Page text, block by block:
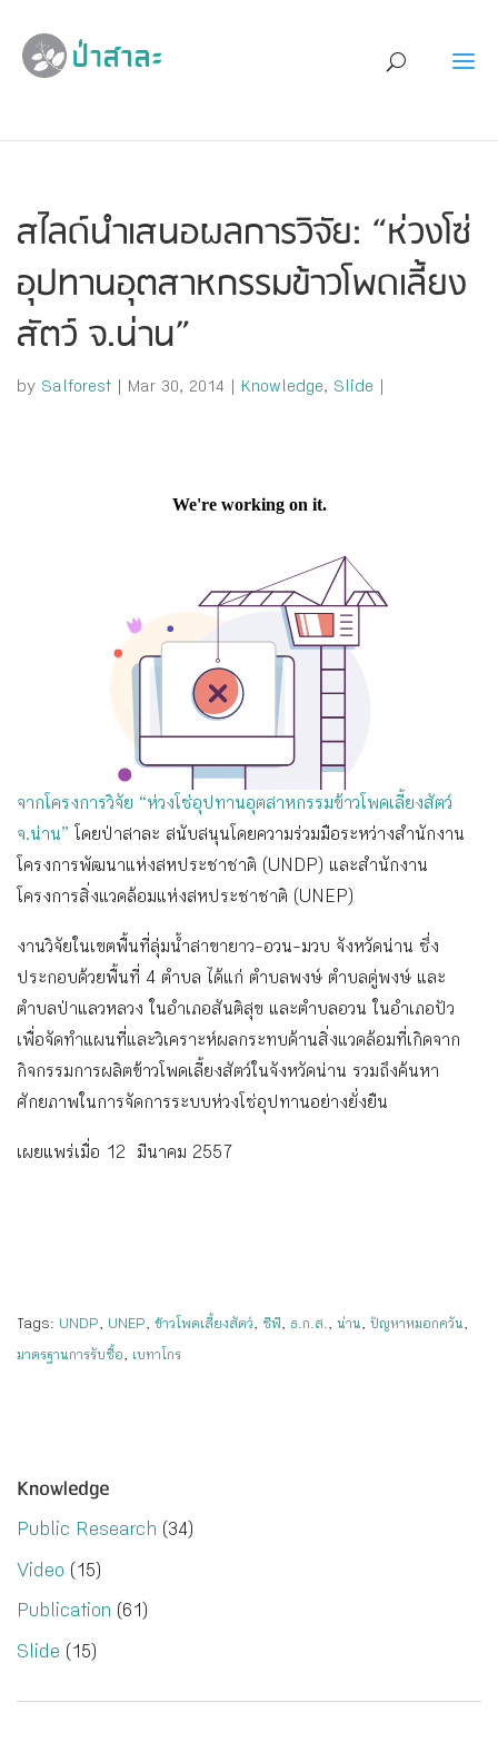
สไลด์นำเสนอผลการวิจัย: “ห่วงโซ่
อุปทานอุตสาหกรรมข้าวโพดเลี้ยง
สัตว์ จ.น่าน”
by Salforest Mar 30, 2014 Knowledge, Slide
จากโครงการวิจัย “ห่วงโซ่อุปทานอุตสาหกรรมข้าวโพดเลี้ยงสัตว์
จ.น่าน” โดยป่าสาละ สนับสนุนโดยความร่วมมือระหว่างสำนักงาน
โครงการพัฒนาแห่งสหประชาชาติ (UNDP) และสำนักงาน
โครงการสิ่งแวดล้อมแห่งสหประชาชาติ (UNEP)
งานวิจัยในเขตพื้นที่ลุ่มน้ำสาขายาว-อวน-มวบ จังหวัดน่าน ซึ่ง
ประกอบด้วยพื้นที่ 4 ตำบล ได้แก่ ตำบลพงษ์ ตำบลดู่พงษ์ และ
ตำบลป่าแลวหลวง ในอำเภอสันติสุข และตำบลอวน ในอำเภอปัว
เพื่อจัดทำแผนที่และวิเคราะห์ผลกระทบด้านสิ่งแวดล้อมที่เกิดจาก
กิจกรรมการผลิตข้าวโพดเลี้ยงสัตว์ในจังหวัดน่าน รวมถึงค้นหา
ศักยภาพในการจัดการระบบห่วงโซ่อุปทานอย่างยั่งยืน
เผยแพร่เมื่อ 12 มีนาคม 2557
Tags: UNDP, UNEP, ข้าวโพดเลี้ยงสัตว์, ซีพี, ธ.ก.ส., น่าน, ปัญหาหมอกควัน,
มาตรฐานการรับซื้อ, เบทาโกร
Knowledge
Public Research (34)
Video (15)
Publication (61)
Slide (15)